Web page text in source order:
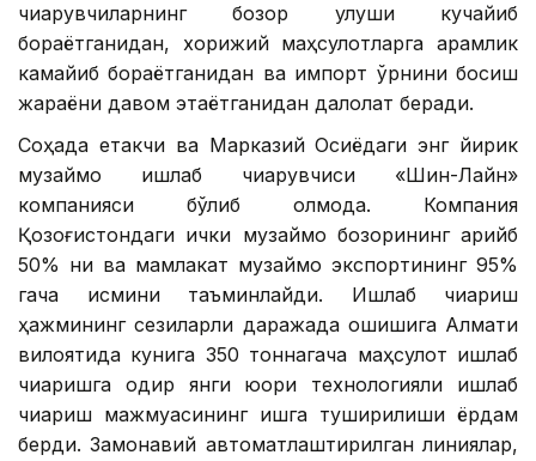
чиқарувчиларнинг бозор улуши кучайиб
бораётганидан, хорижий маҳсулотларга қарамлик
камайиб бораётганидан ва импорт ўрнини босиш
жараёни давом этаётганидан далолат беради.
Соҳада етакчи ва Марказий Осиёдаги энг йирик
музқаймоқ ишлаб чиқарувчиси «Шин-Лайн»
компанияси бўлиб қолмоқда. Компания
Қозоғистондаги ички музқаймоқ бозорининг қарийб
50% ни ва мамлакат музқаймоқ экспортининг 95%
гача қисмини таъминлайди. Ишлаб чиқариш
ҳажмининг сезиларли даражада ошишига Алмати
вилоятида кунига 350 тоннагача маҳсулот ишлаб
чиқаришга қодир янги юқори технологияли ишлаб
чиқариш мажмуасининг ишга туширилиши ёрдам
берди. Замонавий автоматлаштирилган линиялар,